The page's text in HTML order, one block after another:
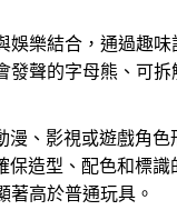
娛樂結合，通過趣
發聲的字母熊、可
漫、影視或遊戲角
保造型、配色和標
著高於普通玩具。